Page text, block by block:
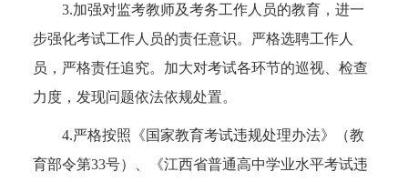
3.加强对监考教师及考务工作人员的教育，进一
步强化考试工作人员的责任意识。严格选聘工作人
员，严格责任追究。加大对考试各环节的巡视、检查
力度，发现问题依法依规处置。
4.严格按照《国家教育考试违规处理办法》（教
育部令第33号）、《江西省普通高中学业水平考试违